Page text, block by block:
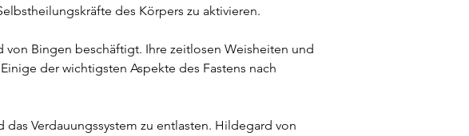
des Körpers zu aktivieren.
Bingen beschäftigt. Ihre zeitlosen Weisheiten und
der wichtigsten Aspekte des Fastens nach
Verdauungssystem zu entlasten. Hildegard von